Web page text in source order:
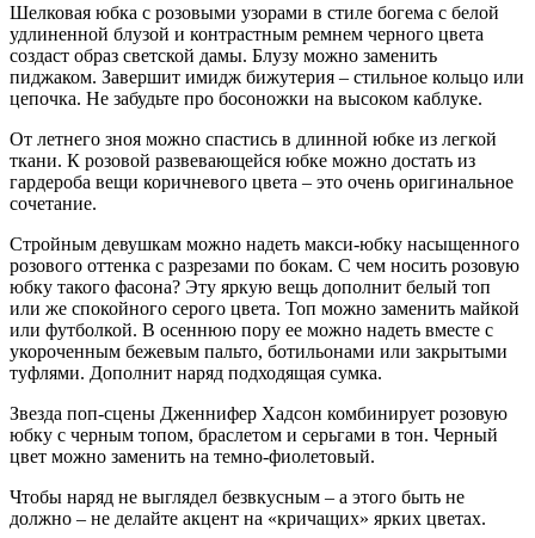
Шелковая юбка с розовыми узорами в стиле богема с белой
удлиненной блузой и контрастным ремнем черного цвета
создаст образ светской дамы. Блузу можно заменить
пиджаком. Завершит имидж бижутерия – стильное кольцо или
цепочка. Не забудьте про босоножки на высоком каблуке.
От летнего зноя можно спастись в длинной юбке из легкой
ткани. К розовой развевающейся юбке можно достать из
гардероба вещи коричневого цвета – это очень оригинальное
сочетание.
Стройным девушкам можно надеть макси-юбку насыщенного
розового оттенка с разрезами по бокам. С чем носить розовую
юбку такого фасона? Эту яркую вещь дополнит белый топ
или же спокойного серого цвета. Топ можно заменить майкой
или футболкой. В осеннюю пору ее можно надеть вместе с
укороченным бежевым пальто, ботильонами или закрытыми
туфлями. Дополнит наряд подходящая сумка.
Звезда поп-сцены Дженнифер Хадсон комбинирует розовую
юбку с черным топом, браслетом и серьгами в тон. Черный
цвет можно заменить на темно-фиолетовый.
Чтобы наряд не выглядел безвкусным – а этого быть не
должно – не делайте акцент на «кричащих» ярких цветах.